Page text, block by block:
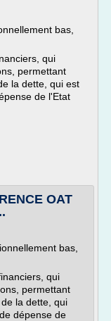
bas,
qui
permettant
la dette, qui est
de l'Etat
OAT
bas,
qui
permettant
la dette, qui
dépense de